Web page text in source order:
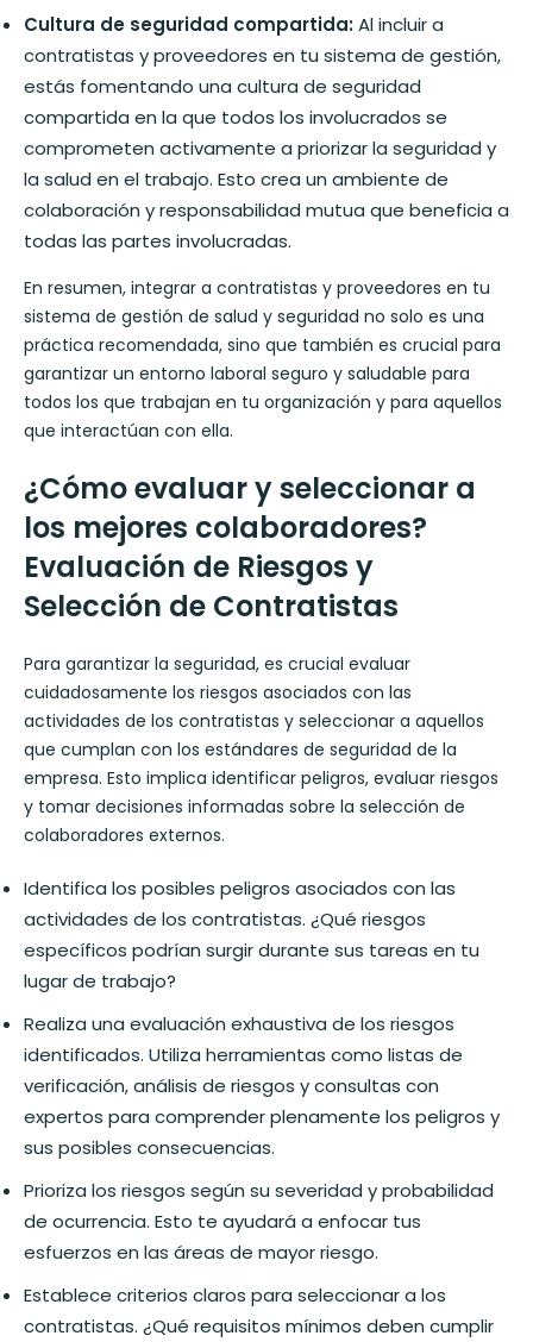
Cultura de seguridad compartida:Al incluir a
contratistas y proveedores en tu sistema de gestión,
estás fomentando una cultura de seguridad
compartida en la que todos los involucrados se
comprometen activamente a priorizar la seguridad y
la salud en el trabajo. Esto crea un ambiente de
colaboración y responsabilidad mutua que beneficia a
todas las partes involucradas.
En resumen, integrar a contratistas y proveedores en tu
sistema de gestión de salud y seguridad no solo es una
práctica recomendada, sino que también es crucial para
garantizar un entorno laboral seguro y saludable para
todos los que trabajan en tu organización y para aquellos
que interactúan con ella.
¿Cómo evaluar y seleccionar a
los mejores colaboradores?
Evaluación de Riesgos y
Selección de Contratistas
Para garantizar la seguridad, es crucial evaluar
cuidadosamente los riesgos asociados con las
actividades de los contratistas y seleccionar a aquellos
que cumplan con los estándares de seguridad de la
empresa. Esto implica identificar peligros, evaluar riesgos
y tomar decisiones informadas sobre la selección de
colaboradores externos.
Identifica los posibles peligros asociados con las
actividades de los contratistas. ¿Qué riesgos
específicos podrían surgir durante sus tareas en tu
lugar de trabajo?
Realiza una evaluación exhaustiva de los riesgos
identificados. Utiliza herramientas como listas de
verificación, análisis de riesgos y consultas con
expertos para comprender plenamente los peligros y
sus posibles consecuencias.
Prioriza los riesgos según su severidad y probabilidad
de ocurrencia. Esto te ayudará a enfocar tus
esfuerzos en las áreas de mayor riesgo.
Establece criterios claros para seleccionar a los
contratistas. ¿Qué requisitos mínimos deben cumplir